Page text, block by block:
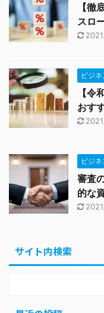
【徹
スロ
ビジ
【令
おす
ビジ
審査
的な
サイト内検索